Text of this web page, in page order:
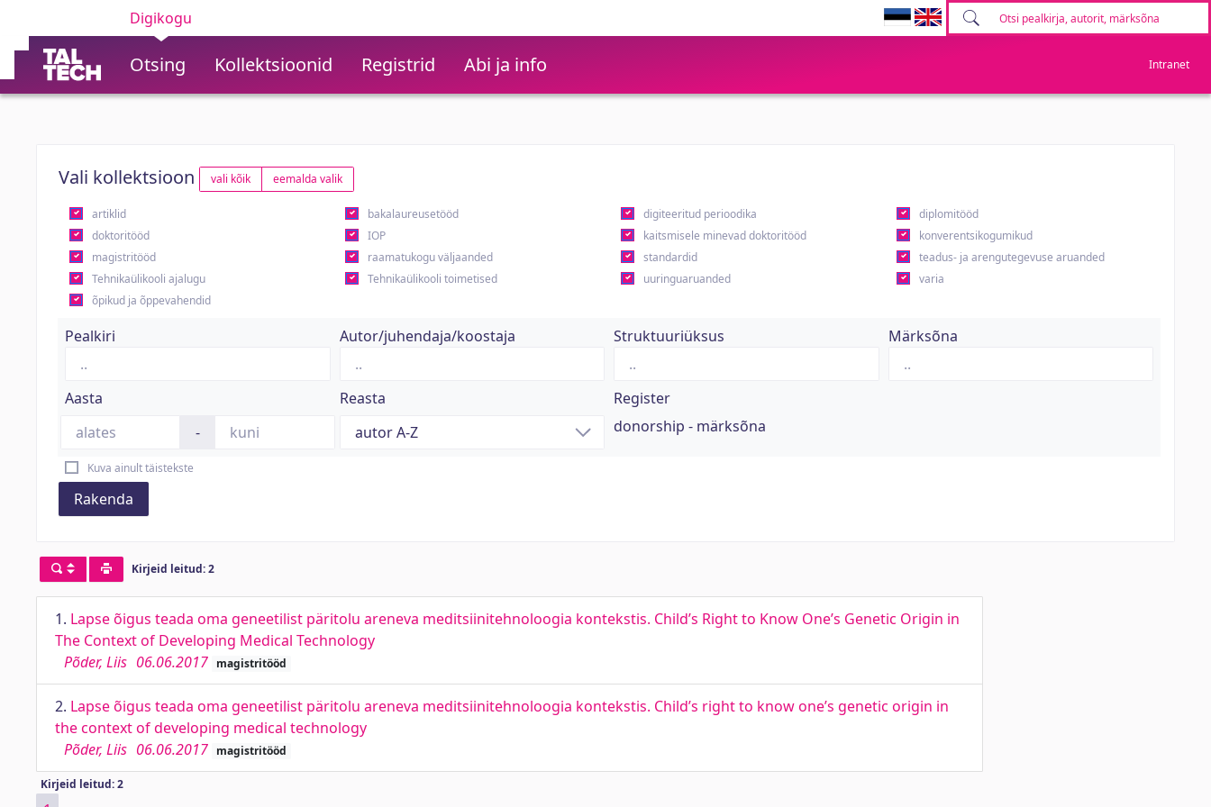
Digikogu
Otsing Kollektsioonid Registrid Abi ja info Intranet
Vali kollektsioon vali kõik eemalda valik
artiklid bakalaureusetööd digiteeritud perioodika
diplomitööd
doktoritööd
IOP kaitsmisele minevad doktoritööd
konverentsikogumikud
magistritööd
raamatukogu väljaanded standardid
teadus- ja arengutegevuse aruanded
Tehnikaülikooli ajalugu
Tehnikaülikooli toimetised uuringuaruanded
varia
õpikud ja õppevahendid
Pealkiri Autor/juhendaja/koostaja Struktuuriüksus Märksõna
Aasta
-
Reasta
Register
donorship - märksõna
Kuva ainult täistekste
Rakenda
Kirjeid leitud: 2
1. Lapse õigus teada oma geneetilist päritolu areneva meditsiinitehnoloogia kontekstis. Child’s Right to Know One’s Genetic Origin in
The Context of Developing Medical Technology
Põder, Liis 06.06.2017 magistritööd
2. Lapse õigus teada oma geneetilist päritolu areneva meditsiinitehnoloogia kontekstis. Child’s right to know one’s genetic origin in
the context of developing medical technology
Põder, Liis 06.06.2017 magistritööd
Kirjeid leitud: 2